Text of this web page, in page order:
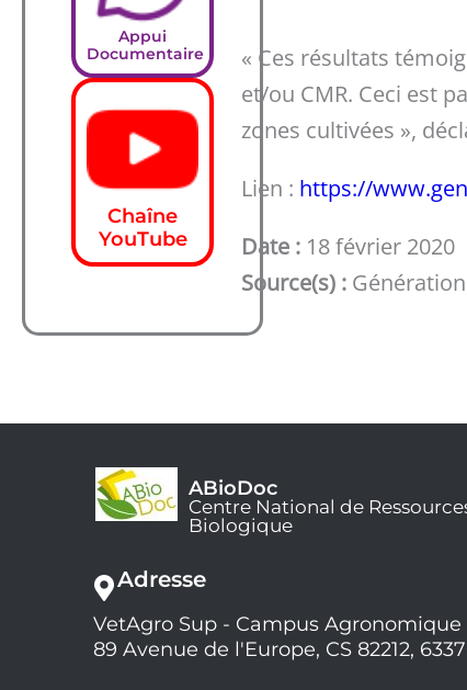
Appui
Documentaire
Chaîne
YouTube
« Ces résultats
et/ou CMR. Ceci est
zones cultivées »,
Lien : https://
Date : 18 février 2020
Source(s) :
ABioDoc
Centre National de
Biologique
Adresse
VetAgro Sup - Campus
89 Avenue de l'Europe, CS 82212,